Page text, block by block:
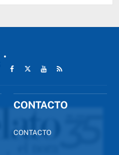
CONTACTO
CONTACTO